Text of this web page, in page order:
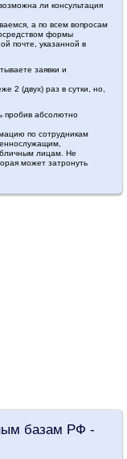
ли консультация
а по всем вопросам
формы
почте, указанной в
заявки и
2 (двух) раз в сутки, но,
пробив абсолютно
по сотрудникам
лицам. Не
может затронуть
базам РФ -